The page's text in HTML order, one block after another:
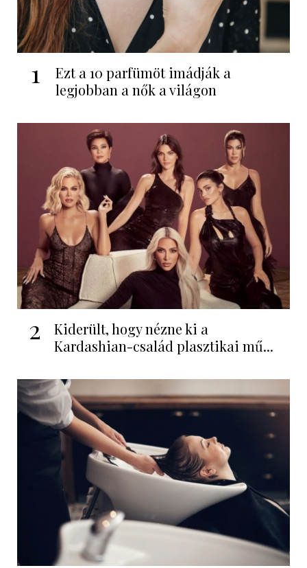
1
Ezt a 10 parfümöt imádják a
legjobban a nők a világon
2
Kiderült, hogy nézne ki a
Kardashian-család plasztikai mű...